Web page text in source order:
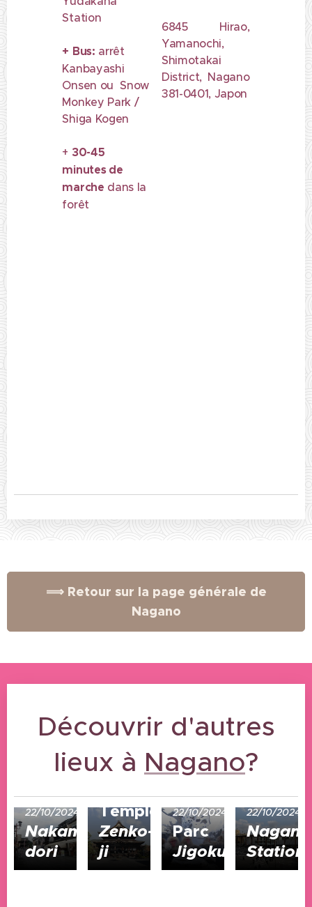
Station
+ Bus: arrêt
Kanbayashi
Onsen ou Snow
Monkey Park /
Shiga Kogen
+ 30-45
minutes de
marche dans la
forêt
6845 Hirao,
Yamanochi,
Shimotakai
District, Nagano
381-0401, Japon
⟹ Retour sur la page générale de
Nagano
Découvrir d'autres
lieux à Nagano?
22/10/2024
Nakamise-
dori
Temple
Zenko-
ji
22/10/2024
Parc
Jigokudani
22/10/2024
Nagano
Station